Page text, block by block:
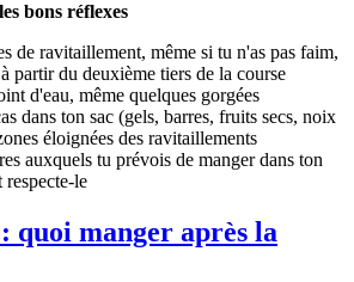
bons réflexes
de ravitaillement, même si tu n'as pas faim,
partir du deuxième tiers de la course
d'eau, même quelques gorgées
dans ton sac (gels, barres, fruits secs, noix
éloignées des ravitaillements
auxquels tu prévois de manger dans ton
respecte-le
quoi manger après la